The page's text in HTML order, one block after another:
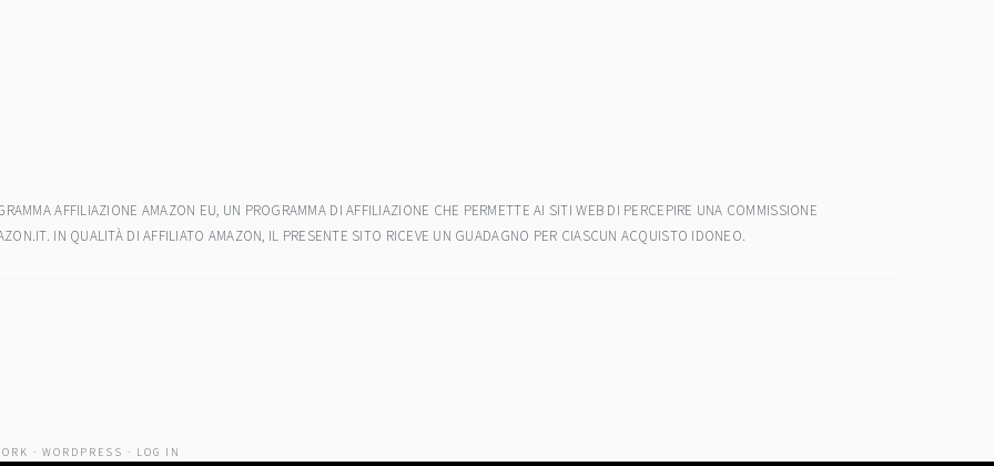
AFFILIAZIONE AMAZON EU, UN PROGRAMMA DI AFFILIAZIONE CHE PERMETTE AI SITI WEB DI PERCEPIRE UNA COMMISSIONE
IN QUALITÀ DI AFFILIATO AMAZON, IL PRESENTE SITO RICEVE UN GUADAGNO PER CIASCUN ACQUISTO IDONEO.
· WORDPRESS · LOG IN